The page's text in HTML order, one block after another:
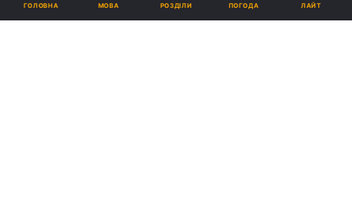
Підпишіться на нас в Google
ГОЛОВНА МОВА РОЗДІЛИ ПОГОДА ЛАЙТ